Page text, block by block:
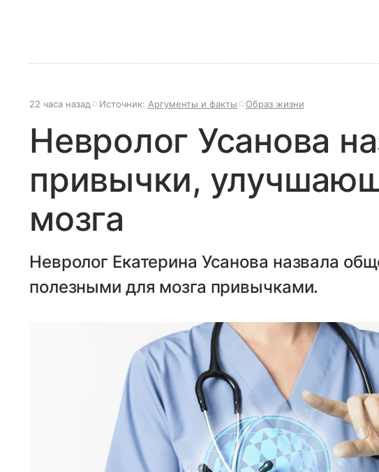
22 часа назад Источник: Аргументы и факты Образ жизни
Невролог Усанова
привычки,
мозга
Невролог Екатерина Усанова назвала
полезными для мозга привычками.